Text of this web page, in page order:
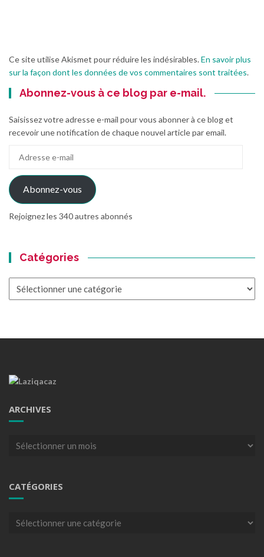
Ce site utilise Akismet pour réduire les indésirables.En savoir plus
sur la façon dont les données de vos commentaires sont traitées.
Abonnez-vous à ce blog par e-mail.
Saisissez votre adresse e-mail pour vous abonner à ce blog et
recevoir une notification de chaque nouvel article par email.
mail
Abonnez-vous
Rejoignez les 340 autres abonnés
Catégories
ARCHIVES
Archives
CATÉGORIES
Catégories